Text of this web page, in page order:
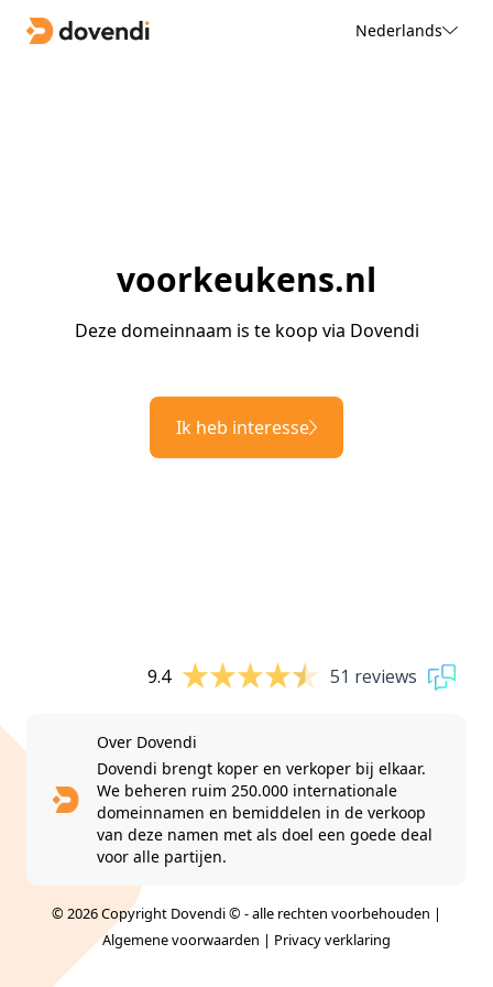
Nederlands
voorkeukens.nl
Deze domeinnaam is te koop via Dovendi
Ik heb interesse
9.4 51 reviews
Over Dovendi
Dovendi brengt koper en verkoper bij elkaar.
We beheren ruim 250.000 internationale
domeinnamen en bemiddelen in de verkoop
van deze namen met als doel een goede deal
voor alle partijen.
© 2026 Copyright Dovendi © - alle rechten voorbehouden |
Algemene voorwaarden | Privacy verklaring